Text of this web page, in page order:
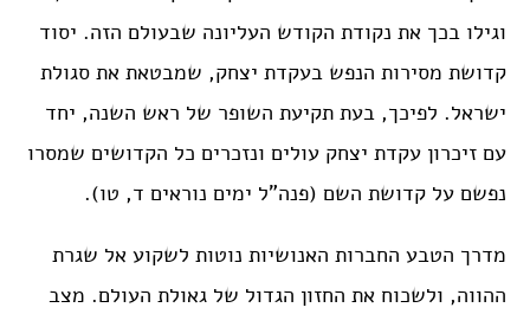
וגילו בכך את נקודת הקודש העליונה שבעולם הזה. יסוד
קדושת מסירות הנפש בעקדת יצחק, שמבטאת את סגולת
ישראל. לפיכך, בעת תקיעת השופר של ראש השנה, יחד
עם זיכרון עקדת יצחק עולים ונזכרים כל הקדושים שמסרו
נפשם על קדושת השם (פנה”ל ימים נוראים ד, טו).
מדרך הטבע החברות האנושיות נוטות לשקוע אל שגרת
ההווה, ולשכוח את החזון הגדול של גאולת העולם. מצב